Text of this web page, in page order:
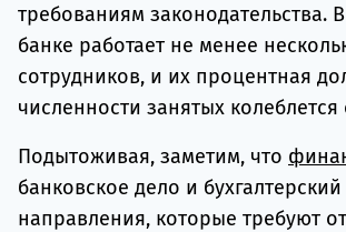
требованиям законодательства.
банке работает не менее
сотрудников, и их процентная
численности занятых колеблется
Подытоживая, заметим, что
банковское дело и бухгалтерский
направления, которые требуют от